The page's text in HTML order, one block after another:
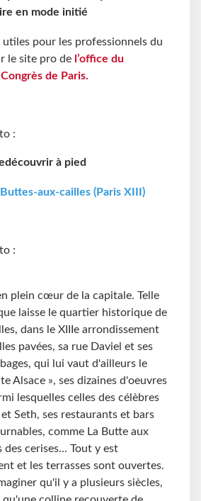
en mode initié
utiles pour les professionnels du
le site pro de l’office du
de Paris.
:
à pied
aux-cailles (Paris XIII)
:
plein cœur de la capitale. Telle
laisse le quartier historique de
dans le XIIIe arrondissement
pavées, sa rue Daviel et ses
qui lui vaut d'ailleurs le
Alsace », ses dizaines d'oeuvres
lesquelles celles des célèbres
Seth, ses restaurants et bars
comme La Butte aux
des cerises... Tout y est
et les terrasses sont ouvertes.
qu'il y a plusieurs siècles,